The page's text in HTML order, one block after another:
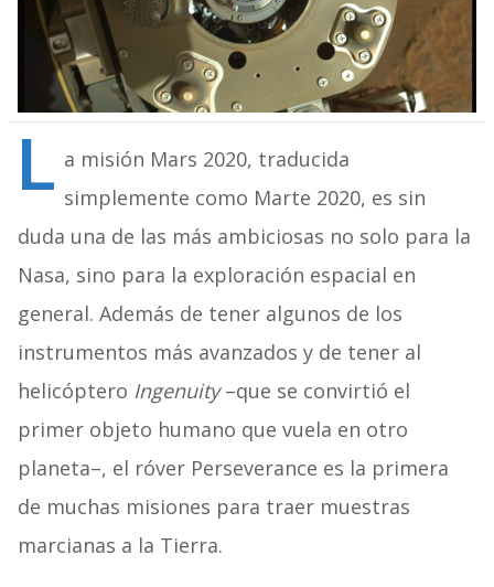
L a misión Mars 2020, traducida
simplemente como Marte 2020, es sin
duda una de las más ambiciosas no solo para la
Nasa, sino para la exploración espacial en
general. Además de tener algunos de los
instrumentos más avanzados y de tener al
helicóptero Ingenuity–que se convirtió el
primer objeto humano que vuela en otro
planeta–, el róver Perseverance es la primera
de muchas misiones para traer muestras
marcianas a la Tierra.